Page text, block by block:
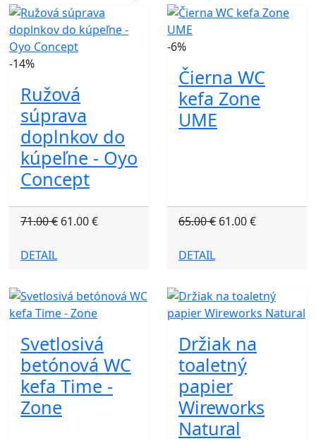
-14%
Ružová
súprava
doplnkov do
kúpeľne - Oyo
Concept
71.00 € 61.00 €
DETAIL
-6%
Čierna WC
kefa Zone
UME
65.00 € 61.00 €
DETAIL
Svetlosivá
betónová WC
kefa Time -
Zone
Držiak na
toaletný
papier
Wireworks
Natural